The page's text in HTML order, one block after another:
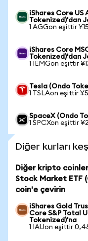
iShares Core US
Tokenized)'dan
1 AGGon eşittir
iShares Core
Tokenized)'dan
1 IEMGon eşittir
Tesla (Ondo
1 TSLAon eşittir
SpaceX (Ondo
1 SPCXon eşittir
Diğer kurları
Diğer kripto
Stock Market ETF
coin'e çevirin
iShares Gold
Core S&P Total
Tokenized)'na
1 IAUon eşittir